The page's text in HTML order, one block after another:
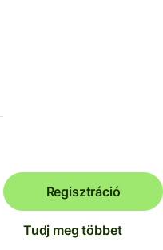
Regisztráció
Tudj meg többet